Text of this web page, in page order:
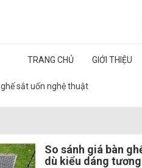
TRANG CHỦ GIỚI THIỆU
ghế sắt uốn nghệ thuật
So sánh giá bàn
dù kiểu dáng